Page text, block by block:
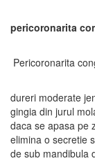
pericoronarita
Pericoronarita
dureri moderate
gingia din jurul
daca se apasa pe
elimina o secretie
de sub mandibula